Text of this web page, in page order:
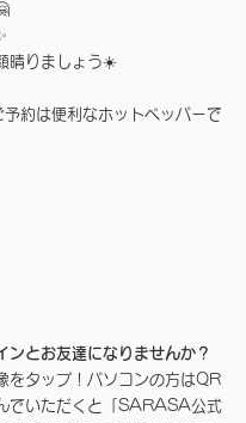
晴りましょう☀️
約は便利なホットペッパーで
ンとお友達になりませんか？
をタップ！パソコンの方はQR
でいただくと「SARASA公式